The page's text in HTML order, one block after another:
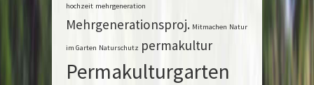
hochzeit mehrgeneration
Mehrgenerationsproj. Mitmachen Natur
im Garten Naturschutz permakultur
Permakulturgarten